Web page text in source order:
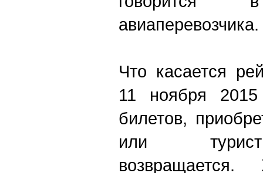
авиаперевозчика.
Что касается
11 ноября
билетов,
или
возвращается.